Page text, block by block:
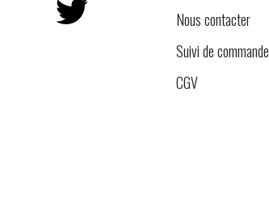
Nous contacter
Suivi de commande
CGV